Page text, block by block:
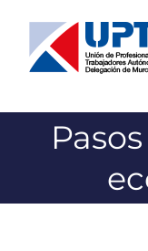
contenido